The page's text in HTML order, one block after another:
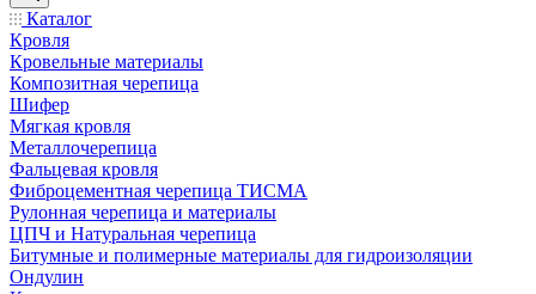
Каталог
Кровля
Кровельные материалы
Композитная черепица
Шифер
Мягкая кровля
Металлочерепица
Фальцевая кровля
Фиброцементная черепица ТИСМА
Рулонная черепица и материалы
ЦПЧ и Натуральная черепица
Битумные и полимерные материалы для гидроизоляции
Ондулин